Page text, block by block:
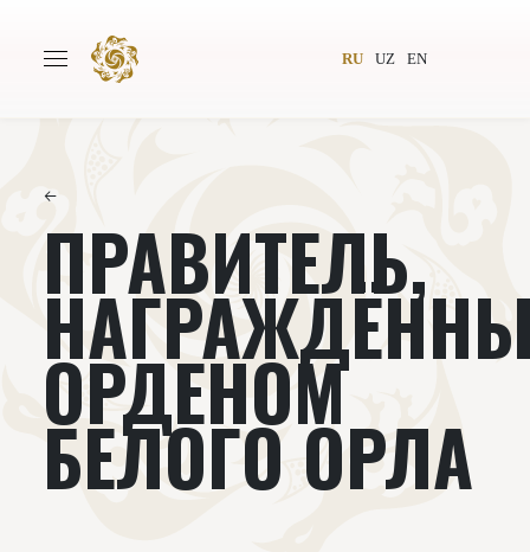
RU UZ EN
Всемирное общество
Издательство Новости
Проекты Подкасты
Книги Видеолекторий
←
ПРАВИТЕЛЬ,
ОРДЕНОМ
БЕЛОГО ОРЛА